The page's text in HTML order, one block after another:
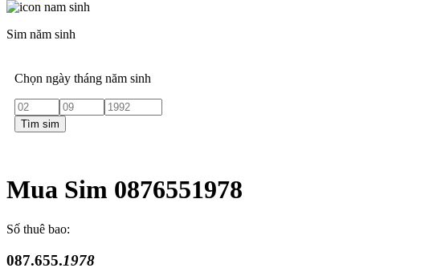
Sim năm sinh
Chọn ngày tháng năm sinh
Tìm sim
Mua Sim 0876551978
Số thuê bao:
087.655.1978